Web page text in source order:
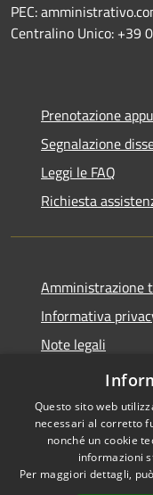
PEC:
Centralino Unico: +39
Prenotazione
Segnalazione
Leggi le FAQ
Richiesta
Amministrazione
Informativa
Note legali
Dichiarazione di
Accessibilità
Questo sito web
necessari al corretto
nonché un cookie
informazioni
Per maggiori dettagli,